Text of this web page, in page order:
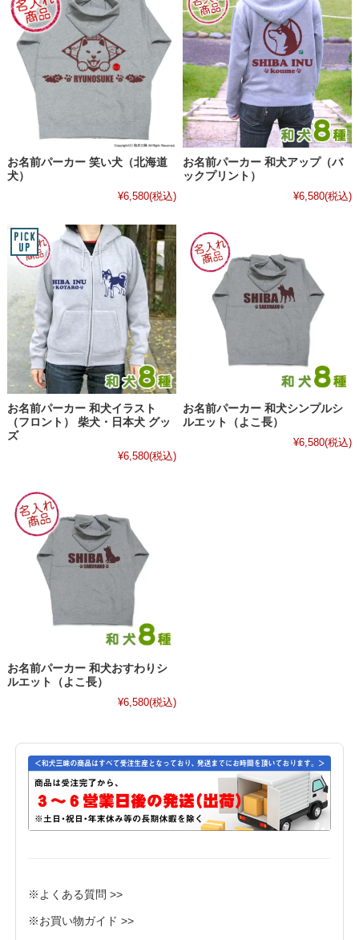
お名前パーカー 笑い犬（北海道
犬）
¥6,580(税込)
お名前パーカー 和犬アップ（バ
ックプリント）
¥6,580(税込)
お名前パーカー 和犬イラスト
（フロント） 柴犬・日本犬 グッ
ズ
¥6,580(税込)
お名前パーカー 和犬シンプルシ
ルエット（よこ長）
¥6,580(税込)
お名前パーカー 和犬おすわりシ
ルエット（よこ長）
¥6,580(税込)
※よくある質問 >>
※お買い物ガイド >>